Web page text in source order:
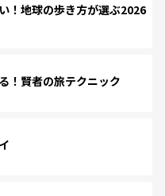
！地球の歩き方が選ぶ2026
！賢者の旅テクニック